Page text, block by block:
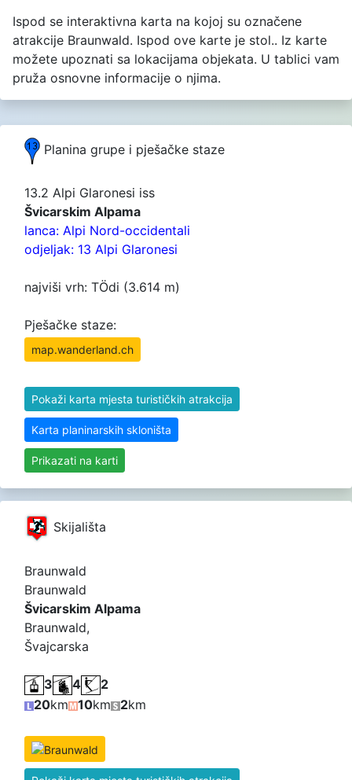
Ispod se interaktivna karta na kojoj su označene
atrakcije Braunwald. Ispod ove karte je stol.. Iz karte
možete upoznati sa lokacijama objekata. U tablici vam
pruža osnovne informacije o njima.
Planina grupe i pješačke staze
13.2 Alpi Glaronesi iss
Švicarskim Alpama
lanca: Alpi Nord-occidentali
odjeljak: 13 Alpi Glaronesi
najviši vrh: TÖdi (3.614 m)
Pješačke staze:
map.wanderland.ch
Pokaži karta mjesta turističkih atrakcija
Karta planinarskih skloništa
Prikazati na karti
Skijališta
Braunwald
Braunwald
Švicarskim Alpama
Braunwald,
Švajcarska
3 4
2
20km 10km 2km